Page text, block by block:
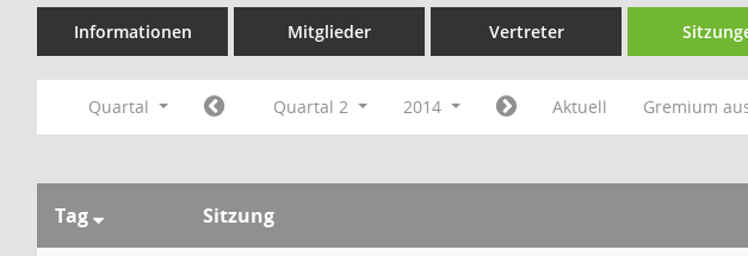
Informationen Mitglieder Vertreter
Quartal Quartal 2 2014 Aktuell Gremium
Tag Sitzung